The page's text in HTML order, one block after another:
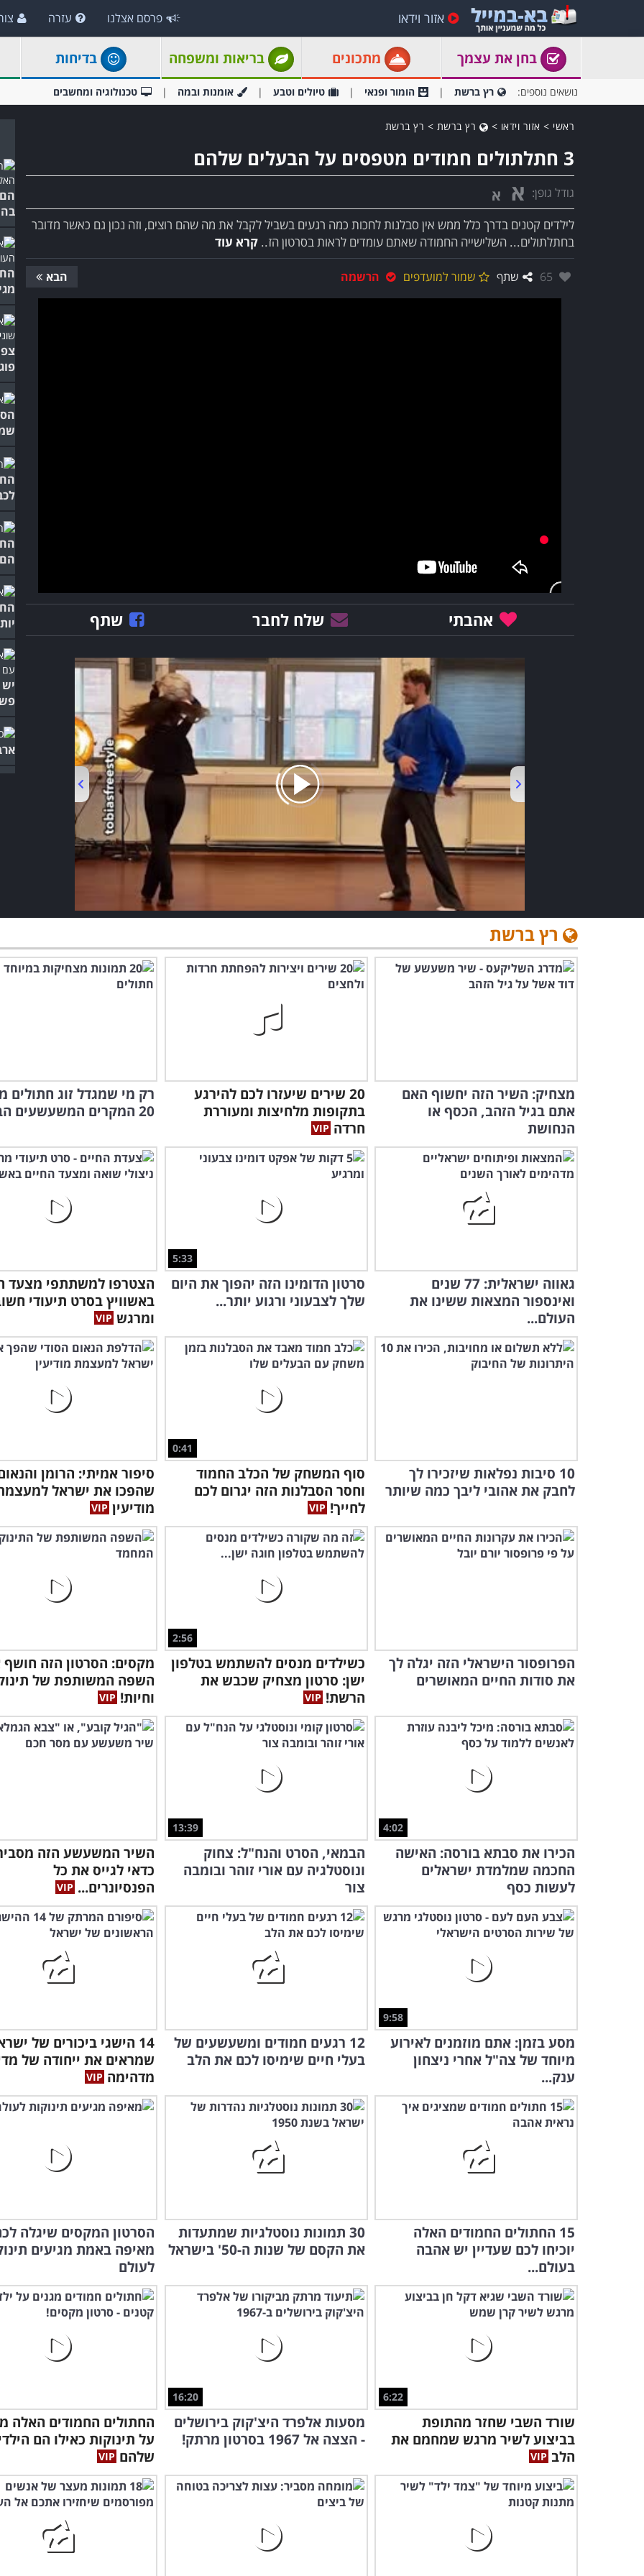
אזור וידאו פרסם אצלנו עזרה
בחן את עצמך מתכונים בריאות ומשפחה בדיחות
נושאים נוספים: רץ ברשת הומור ופנאי טיולים וטבע אומנות ובמה טכנולוגיה ומחשבים
ראשי > אזור וידאו > רץ ברשת > רץ ברשת
3 חתלתולים חמודים מטפסים על הבעלים שלהם
גודל גופן: א א
לילדים קטנים בדרך כלל ממש אין סבלנות לחכות כמה רגעים בשביל לקבל את מה שהם רוצים, וזה נכון גם כאשר מדובר
בחתלתולים... השלישייה החמודה שאתם עומדים לראות בסרטון הז.. קרא עוד
אהבו:
65 שתף שמור למועדפים הרשמה הבא
אהבתי שלח לחבר שתף
00:00 /01:01
רץ ברשת
מצחיק: השיר הזה יחשוף האם
אתם בגיל הזהב, הכסף או
הנחושת
20 שירים שיעזרו לכם להירגע
בתקופות מלחיצות ומעוררת
חרדה
רק מי שמגדל זוג חתולים
20 המקרים המשעשעים הבאים!
גאווה ישראלית: 77 שנים
ואינספור המצאות ששינו את
העולם...
5:33
סרטון הדומינו הזה יהפוך את היום
שלך לצבעוני ורגוע יותר...
הצטרפו למשתתפי מצעד
באשוויץ בסרט תיעודי
ומרגש
10 סיבות נפלאות שיזכירו לך
לחבק את אהובי ליבך כמה שיותר
0:41
סוף המשחק של הכלב החמוד
וחסר הסבלנות הזה יגרום לכם
לחייך!
סיפור אמיתי: הרומן
שהפכו את ישראל
מודיעין
הפרופסור הישראלי הזה יגלה לך
את סודות החיים המאושרים
2:56
כשילדים מנסים להשתמש בטלפון
ישן: סרטון מצחיק שכבש את
הרשת!
מקסים: הסרטון הזה
השפה המשותפת של
וחיות!
4:02
הכירו את סבתא בורסה: האישה
החכמה שמלמדת ישראלים
לעשות כסף
13:39
הבמאי, הסרט והנח"ל: צחוק
ונוסטלגיה עם אורי זוהר ובומבה
צור
השיר המשעשע הזה
כדאי לגייס את כל
הפנסיונרים...
9:58
מסע בזמן: אתם מוזמנים לאירוע
מיוחד של צה"ל אחרי ניצחון
ענק...
12 רגעים חמודים ומשעשעים של
בעלי חיים שימיסו לכם את הלב
14 הישגי ביכורים של
שמראים את ייחודה של
מדהימה
15 החתולים החמודים האלה
יוכיחו לכם שעדיין יש אהבה
בעולם...
30 תמונות נוסטלגיות שמתעדות
את הקסם של שנות ה-50' בישראל
הסרטון המקסים שיגלה
מאיפה באמת מגיעים
לעולם
6:22
שורד השבי שחזר מהתופת
בביצוע לשיר מרגש שמחמם את
הלב
16:20
מסעות אלפרד היצ'קוק בירושלים
- הצצה אל 1967 בסרטון מרתק!
החתולים החמודים האלה
על תינוקות כאילו הם
שלהם